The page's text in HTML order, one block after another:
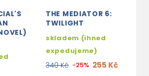
THE MEDIATOR 6:
TWILIGHT
skladem (ihned
expedujeme)
340 Kč -25% 255 Kč